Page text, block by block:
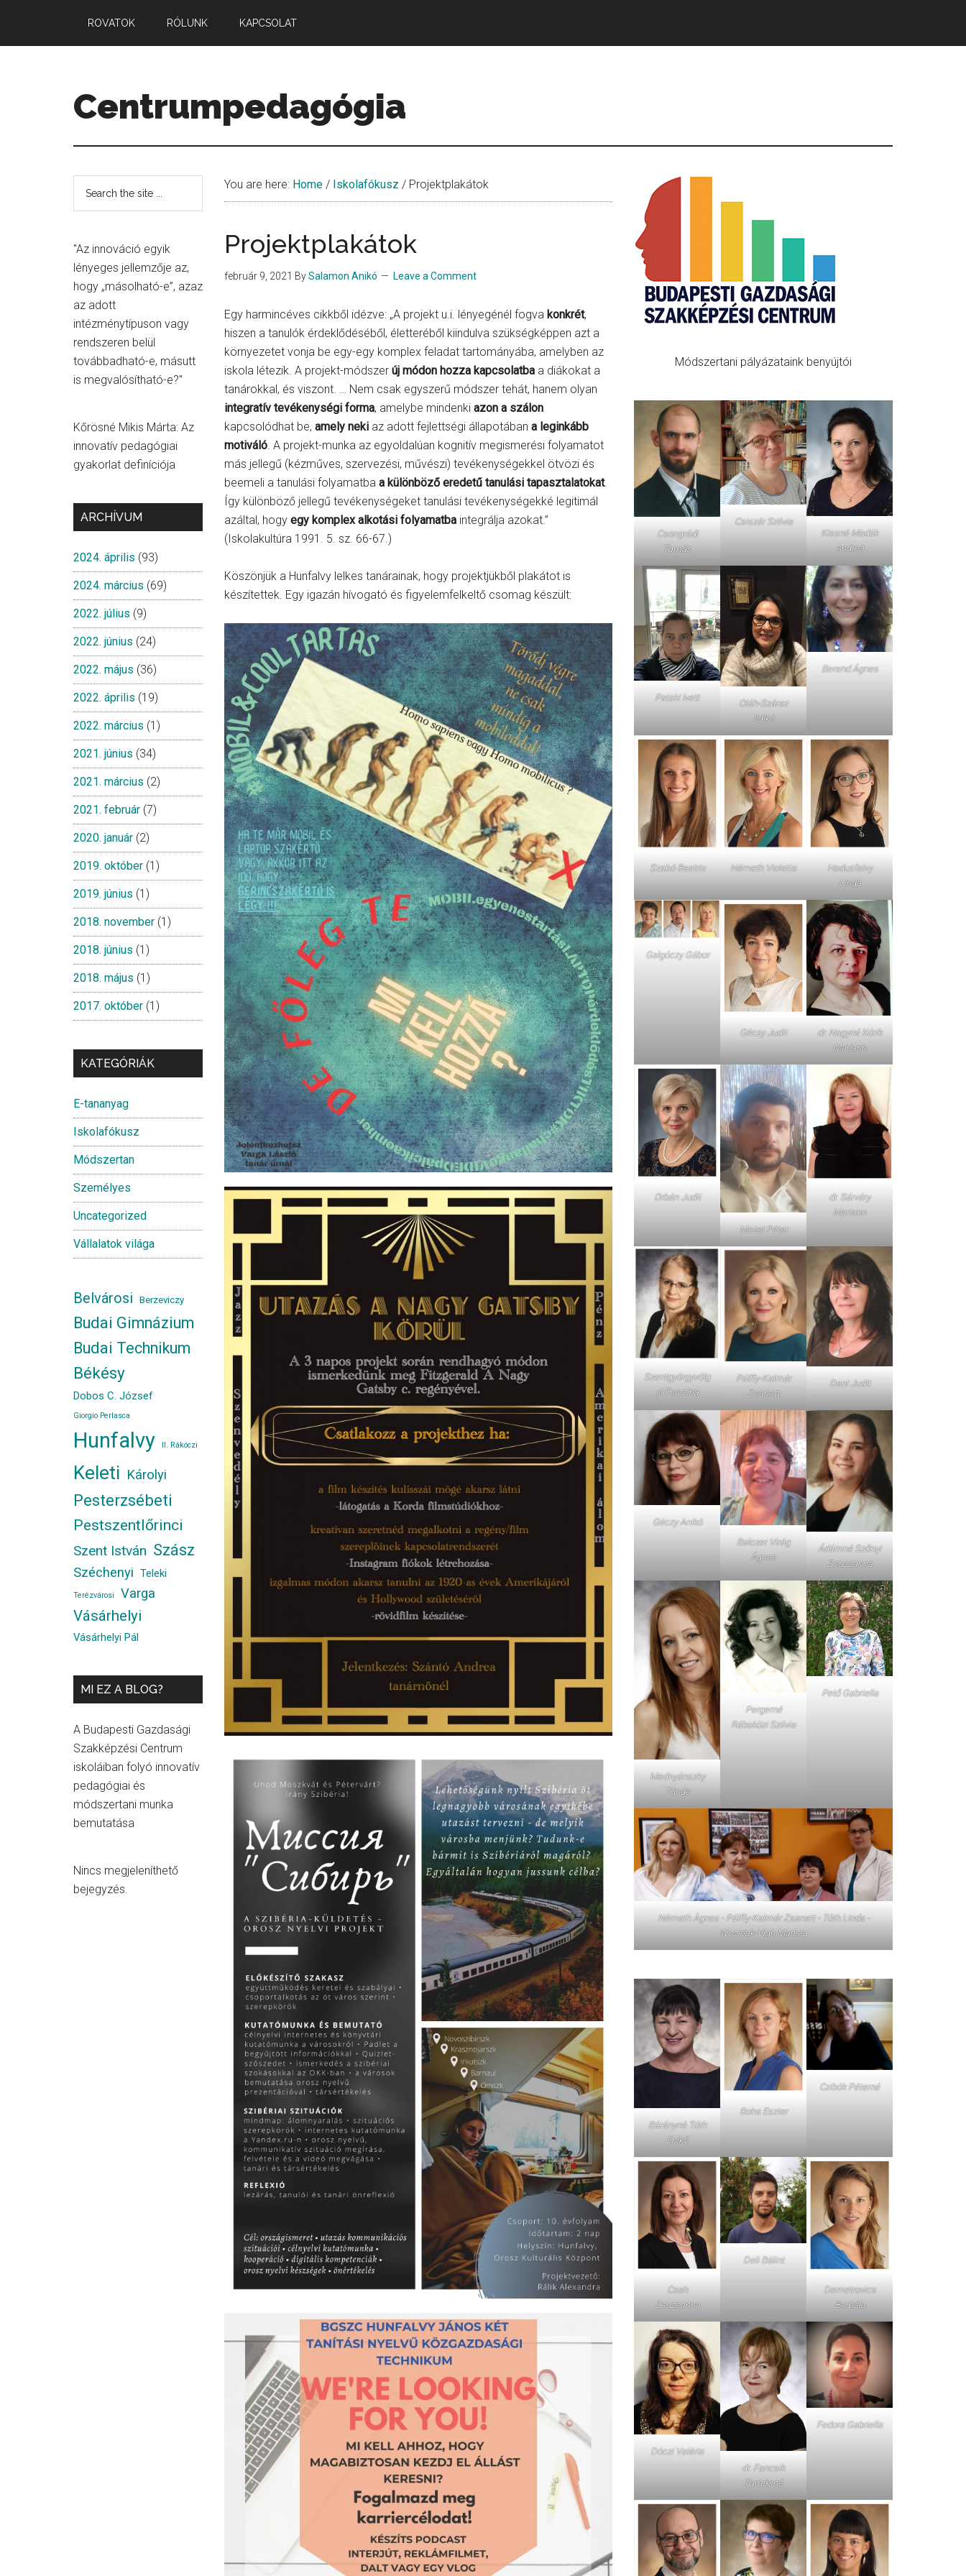
main
primary
secondary
ROVATOK RÓLUNK KAPCSOLAT
Centrumpedagógia
Mennyiség.
You are here: Home / Iskolafókusz / Projektplakátok
Projektplakátok
február 9, 2021 BySalamon Anikó Leave a Comment
Egy harmincéves cikkből idézve: „A projekt u.i. lényegénél fogva konkrét,
hiszen a tanulók érdeklődéséből, életteréből kiindulva szükségképpen azt a
környezetet vonja be egy-egy komplex feladat tartományába, amelyben az
iskola létezik. A projekt-módszer új módon hozza kapcsolatba a diákokat a
tanárokkal, és viszont. … Nem csak egyszerű módszer tehát, hanem olyan
integratív tevékenységi forma, amelybe mindenki azon a szálon
kapcsolódhat be, amely neki az adott fejlettségi állapotában a leginkább
motiváló. A projekt-munka az egyoldalúan kognitív megismerési folyamatot
más jellegű (kézműves, szervezési, művészi) tevékenységekkel ötvözi és
beemeli a tanulási folyamatba a különböző eredetű tanulási tapasztalatokat.
Így különböző jellegű tevékenységeket tanulási tevékenységekké legitimál
azáltal, hogy egy komplex alkotási folyamatba integrálja azokat.”
(Iskolakultúra 1991. 5. sz. 66-67.)
Köszönjük a Hunfalvy lelkes tanárainak, hogy projektjükből plakátot is
készítettek. Egy igazán hívogató és figyelemfelkeltő csomag készült:
Primary
Sidebar
Módszertani pályázataink benyújtói
Csongrádi
Tamás
Csiszár Szilvia
Kissné Madák
Andrea
Pataki Ivett
Oláh-Száraz
Ildikó
Berend Ágnes
Szabó Beatrix Németh Violetta
Hadusfalvy
Linda
Galgóczy Gábor
Géczy Judit
dr. Nagyné Kórik
Mariann
Orbán Judit
Mezei Péter
dr. Sárváry
Mariann
Szentgyörgyvölg
yi Fruzsina
Pálffy-Kalmár
Zsanett
Dani Judit
Géczy Anikó
Balczer Virág
Ágnes
Ádámné Szőnyi
Zsuzsanna
Mednyánszky
Tünde
Pergerné
Rábaközi Szilvia
Pető Gabriella
Németh Ágnes - Pálffy-Kalmár Zsanett - Tóth Linda -
Wozniak-Vigh Mariola
Bárányné Tóth
Enikő
Boha Eszter
Czibók Péterné
Cseh
Zsuzsanna
Deli Bálint
Demetrovics
Borbála
Dóczi Valéria
dr. Fancsik
Tamásné
Fedora Gabriella
Secondary
Sidebar
"Az innováció egyik
lényeges jellemzője az,
hogy „másolható-e”, azaz
az adott
intézménytípuson vagy
rendszeren belül
továbbadható-e, másutt
is megvalósítható-e?"
Kőrösné Mikis Márta: Az
innovatív pedagógiai
gyakorlat definíciója
ARCHÍVUM
2024. április (93)
2024. március (69)
2022. július (9)
2022. június (24)
2022. május (36)
2022. április (19)
2022. március (1)
2021. június (34)
2021. március (2)
2021. február (7)
2020. január (2)
2019. október (1)
2019. június (1)
2018. november (1)
2018. június (1)
2018. május (1)
2017. október (1)
KATEGÓRIÁK
E-tananyag
Iskolafókusz
Módszertan
Személyes
Uncategorized
Vállalatok világa
Belvárosi Berzeviczy
Budai Gimnázium
Budai Technikum
Békésy
Dobos C. József
Giorgio Perlasca
Hunfalvy II. Rákóczi
Keleti Károlyi
Pesterzsébeti
Pestszentlőrinci
Szent István Szász
Széchenyi Teleki
Terézvárosi Varga
Vásárhelyi
Vásárhelyi Pál
MI EZ A BLOG?
A Budapesti Gazdasági
Szakképzési Centrum
iskoláiban folyó innovatív
pedagógiai és
módszertani munka
bemutatása
Nincs megjeleníthető
bejegyzés.